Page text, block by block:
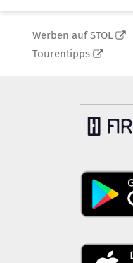
Werben auf STOL
Tourentipps